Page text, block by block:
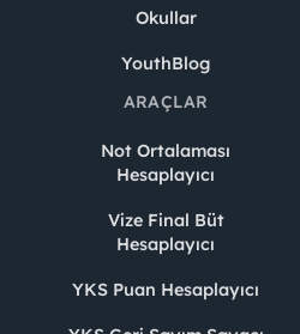
Okullar
YouthBlog
ARAÇLAR
Not Ortalaması
Hesaplayıcı
Vize Final Büt
Hesaplayıcı
YKS Puan Hesaplayıcı